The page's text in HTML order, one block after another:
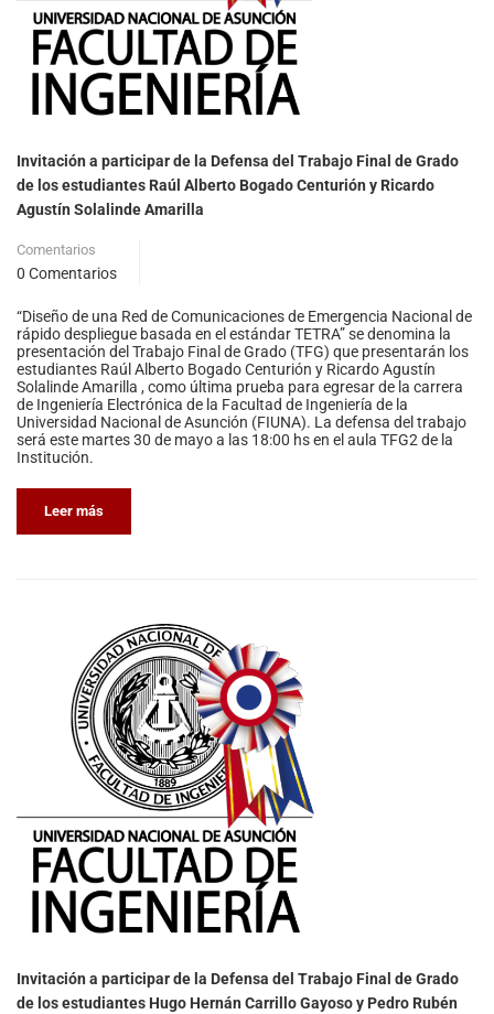
Invitación a participar de la Defensa del Trabajo Final de Grado
de los estudiantes Raúl Alberto Bogado Centurión y Ricardo
Agustín Solalinde Amarilla
Comentarios
0 Comentarios
“Diseño de una Red de Comunicaciones de Emergencia Nacional de
rápido despliegue basada en el estándar TETRA” se denomina la
presentación del Trabajo Final de Grado (TFG) que presentarán los
estudiantes Raúl Alberto Bogado Centurión y Ricardo Agustín
Solalinde Amarilla , como última prueba para egresar de la carrera
de Ingeniería Electrónica de la Facultad de Ingeniería de la
Universidad Nacional de Asunción (FIUNA). La defensa del trabajo
será este martes 30 de mayo a las 18:00 hs en el aula TFG2 de la
Institución.
Leer más
Invitación a participar de la Defensa del Trabajo Final de Grado
de los estudiantes Hugo Hernán Carrillo Gayoso y Pedro Rubén